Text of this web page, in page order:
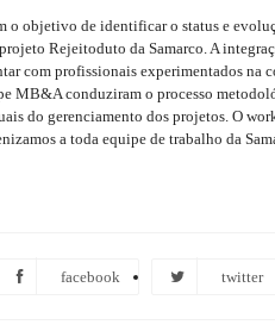
objetivo de identificar o status e
Rejeitoduto da Samarco. A
com profissionais experimentados na
MB&A conduziram o processo
do gerenciamento dos projetos. O
a toda equipe de trabalho da
facebook twitter